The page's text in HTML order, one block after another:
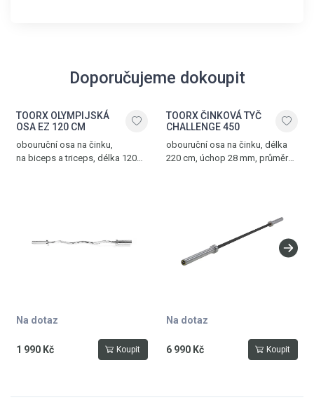
Doporučujeme dokoupit
TOORX OLYMPIJSKÁ
OSA EZ 120 CM
obouruční osa na činku,
na biceps a triceps, délka 120
Na dotaz
1 990 Kč Koupit
TOORX ČINKOVÁ TYČ
CHALLENGE 450
obouruční osa na činku, délka
220 cm, úchop 28 mm, průměr
Na dotaz
6 990 Kč Koupit